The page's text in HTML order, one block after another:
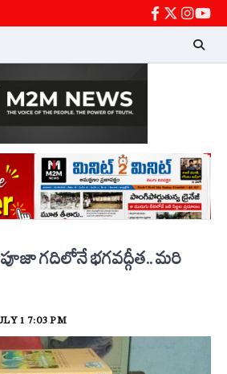
facebook
twitter
పూజా గదిలోనే భగవద్గీత.. మరి
1 7:03 PM